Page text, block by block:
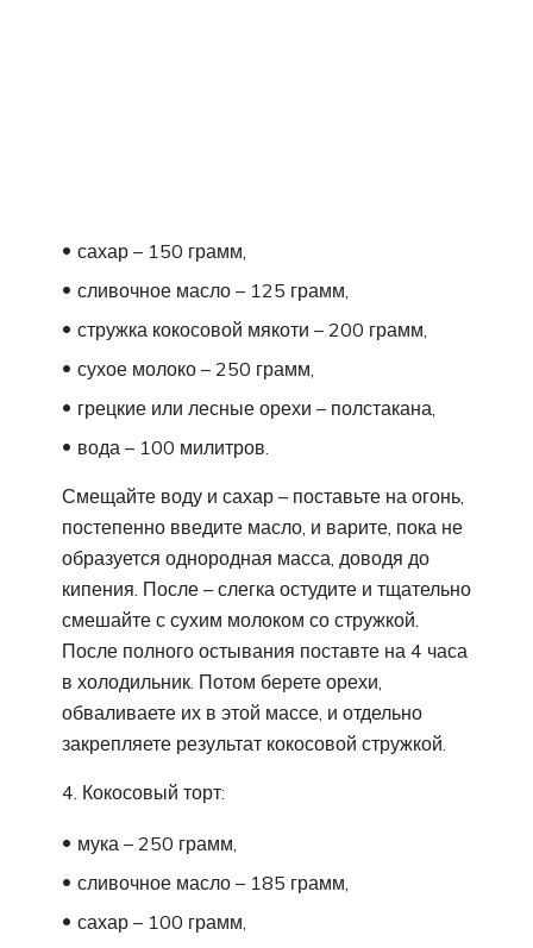
сахар – 150 грамм,
сливочное масло – 125 грамм,
стружка кокосовой мякоти – 200 грамм,
сухое молоко – 250 грамм,
грецкие или лесные орехи – полстакана,
вода – 100 милитров.
Смещайте воду и сахар – поставьте на огонь,
постепенно введите масло, и варите, пока не
образуется однородная масса, доводя до
кипения. После – слегка остудите и тщательно
смешайте с сухим молоком со стружкой.
После полного остывания поставте на 4 часа
в холодильник. Потом берете орехи,
обваливаете их в этой массе, и отдельно
закрепляете результат кокосовой стружкой.
4. Кокосовый торт:
мука – 250 грамм,
сливочное масло – 185 грамм,
сахар – 100 грамм,